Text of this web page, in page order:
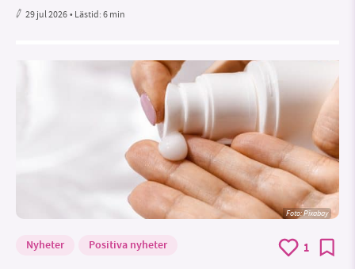
29 jul 2026• Lästid:6 min
Foto:Pixabay
Nyheter Positiva nyheter 1